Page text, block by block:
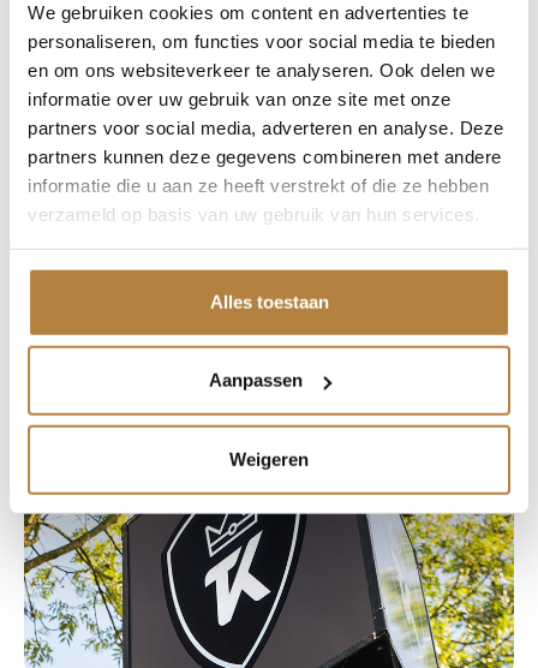
We gebruiken cookies om content en advertenties te
personaliseren, om functies voor social media te bieden
en om ons websiteverkeer te analyseren. Ook delen we
informatie over uw gebruik van onze site met onze
partners voor social media, adverteren en analyse. Deze
partners kunnen deze gegevens combineren met andere
informatie die u aan ze heeft verstrekt of die ze hebben
verzameld op basis van uw gebruik van hun services.
Alles toestaan
Aanpassen
Weigeren
8,8
Op basis van meer dan 120 beoordelingen